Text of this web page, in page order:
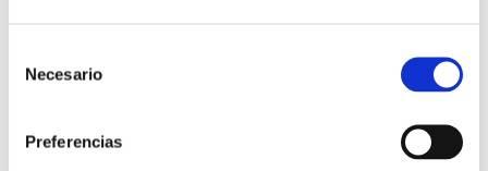
Necesario
Preferencias
💶 Fontanero Barato Las Vistillas
fontaneros
y nos conocemos todas sus calles.